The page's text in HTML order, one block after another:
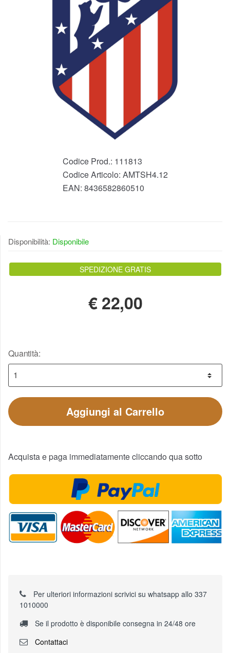
Codice Prod.: 111813
Codice Articolo: AMTSH4.12
EAN: 8436582860510
Disponibilità: Disponibile
SPEDIZIONE GRATIS
€22,00
Quantità:
Aggiungi al Carrello
Acquista e paga immediatamente cliccando qua sotto
Per ulteriori informazioni scrivici su whatsapp allo 337
1010000
Se il prodotto è disponibile consegna in 24/48 ore
Contattaci